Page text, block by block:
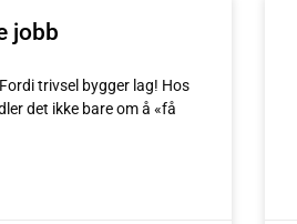
jobb
trivsel bygger lag! Hos
det ikke bare om å «få